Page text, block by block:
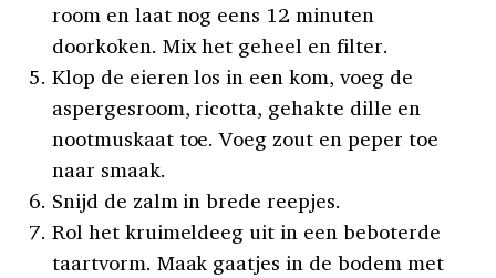
room en laat nog eens 12 minuten
doorkoken. Mix het geheel en filter.
Klop de eieren los in een kom, voeg de
aspergesroom, ricotta, gehakte dille en
nootmuskaat toe. Voeg zout en peper toe
naar smaak.
Snijd de zalm in brede reepjes.
Rol het kruimeldeeg uit in een beboterde
taartvorm. Maak gaatjes in de bodem met